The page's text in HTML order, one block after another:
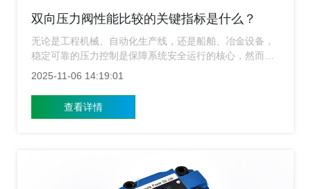
双向压力阀性能比较的关键指标是什么？
无论是工程机械、自动化生产线，还是船舶、冶金设备，
稳定可靠的压力控制是保障系统安全运行的核心，然而面
对市场上琳琅满目的品牌和型号，如何科学地评估和比较
响到整套系统的寿命与维护成本，上海压力阀厂家不谈虚
的参数表，而是从实际应用出发，聊聊那些真正决定双向
2025-11-06 14:19:01
查看详情